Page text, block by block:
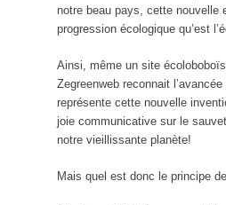
notre beau pays, cette nouvelle
progression écologique qu’est
Ainsi, même un site
Zegreenweb reconnait
représente cette nouvelle
joie communicative sur le
notre vieillissante planète!
Mais quel est donc le principe